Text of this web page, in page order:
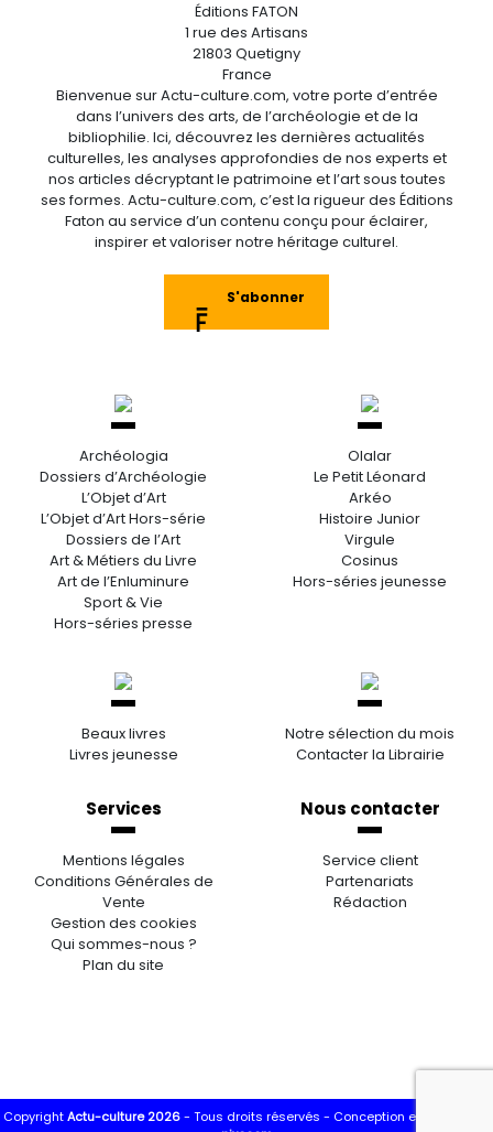
Éditions FATON
1 rue des Artisans
21803 Quetigny
France
Bienvenue sur Actu-culture.com, votre porte d’entrée
dans l’univers des arts, de l’archéologie et de la
bibliophilie. Ici, découvrez les dernières actualités
culturelles, les analyses approfondies de nos experts et
nos articles décryptant le patrimoine et l’art sous toutes
ses formes. Actu-culture.com, c’est la rigueur des Éditions
Faton au service d’un contenu conçu pour éclairer,
inspirer et valoriser notre héritage culturel.
S'abonner
Archéologia
Dossiers d’Archéologie
L’Objet d’Art
L’Objet d’Art Hors-série
Dossiers de l’Art
Art & Métiers du Livre
Art de l’Enluminure
Sport & Vie
Hors-séries presse
Olalar
Le Petit Léonard
Arkéo
Histoire Junior
Virgule
Cosinus
Hors-séries jeunesse
Beaux livres
Livres jeunesse
Notre sélection du mois
Contacter la Librairie
Services
Mentions légales
Conditions Générales de
Vente
Gestion des cookies
Qui sommes-nous ?
Plan du site
Nous contacter
Service client
Partenariats
Rédaction
CopyrightActu-culture 2026- Tous droits réservés - Conception et réalisation